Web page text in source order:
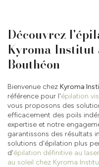
Découvrez
Kyroma Institut
Bouthéon
Bienvenue chez Kyroma
référence pour l'épilation
vous proposons des
efficacement des poils
expertise et notre
garantissons des résultats
solutions d'épilation plus
d'épilation définitive au
au soleil chez Kyroma